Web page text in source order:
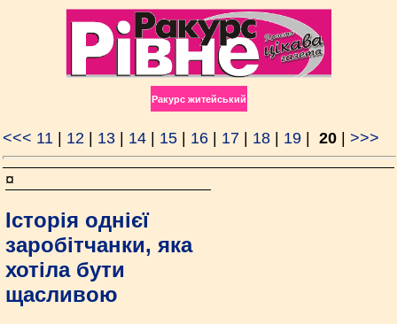
Ракурс житейський
<<< 11 12 13 14 15 16 17 18 19 20 >>>
¤
Історія однієї
заробітчанки, яка
хотіла бути
щасливою